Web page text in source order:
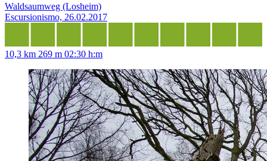
Waldsaumweg (Losheim)
Escursionismo, 26.02.2017
10,3 km 269 m 02:30 h:m